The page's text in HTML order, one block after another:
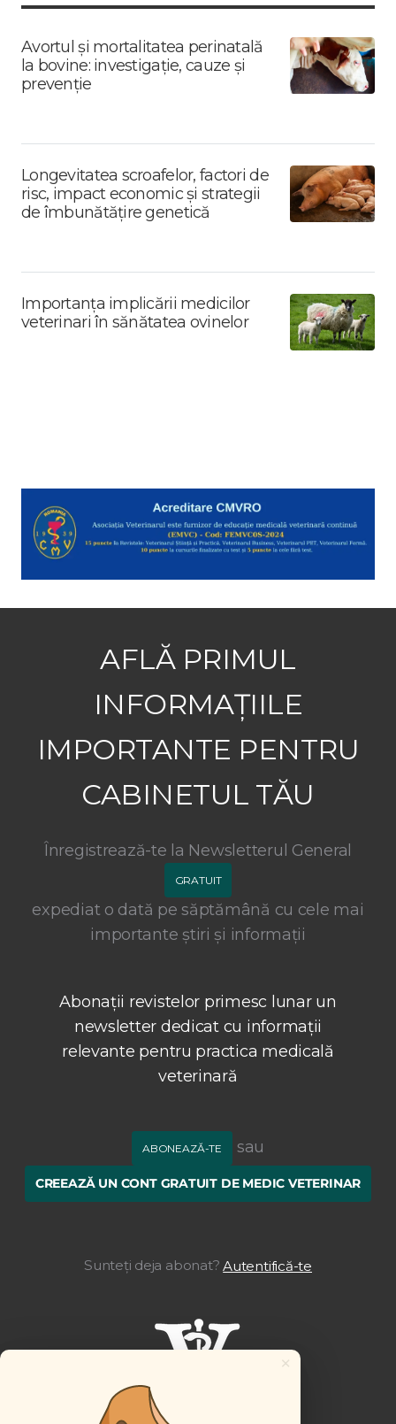
Avortul și mortalitatea perinatală
la bovine: investigație, cauze și
prevenție
Longevitatea scroafelor, factori de
risc, impact economic și strategii
de îmbunătățire genetică
Importanța implicării medicilor
veterinari în sănătatea ovinelor
AFLĂ PRIMUL
INFORMAȚIILE
IMPORTANTE PENTRU
CABINETUL TĂU
Înregistrează-te la Newsletterul General
GRATUIT
expediat o dată pe săptămână cu cele mai
importante știri și informații
Abonații revistelor primesc lunar un
newsletter dedicat cu informații
relevante pentru practica medicală
veterinară
ABONEAZĂ-TE sau
CREEAZĂ UN CONT GRATUIT DE MEDIC VETERINAR
Sunteți deja abonat? Autentifică-te
×